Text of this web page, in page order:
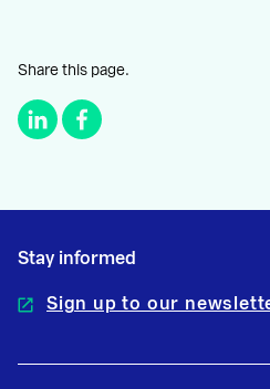
Share this page.
Stay informed
Sign up to our